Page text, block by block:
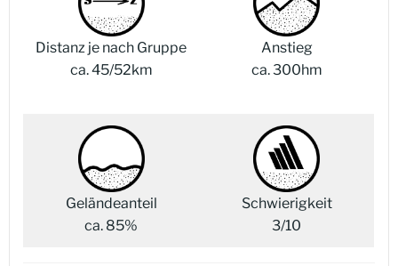
Distanz je nach Gruppe
ca. 45/52km
Anstieg
ca. 300hm
Geländeanteil
ca. 85%
Schwierigkeit
3/10